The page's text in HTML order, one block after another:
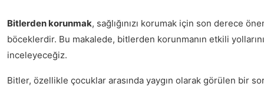
Bitlerden korunmak, sağlığınızı korumak için son derece
böceklerdir. Bu makalede, bitlerden korunmanın etkili
inceleyeceğiz.
Bitler, özellikle çocuklar arasında yaygın olarak görülen bir